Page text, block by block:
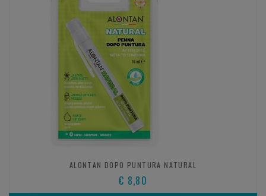
ALONTAN DOPO PUNTURA NATURAL
€ 8,80